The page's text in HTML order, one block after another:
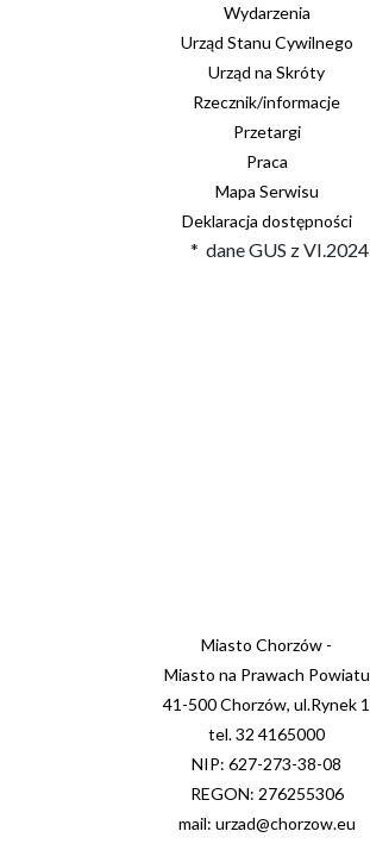
Wydarzenia
Urząd Stanu Cywilnego
Urząd na Skróty
Rzecznik/informacje
Przetargi
Praca
Mapa Serwisu
Deklaracja dostępności
* dane GUS z VI.2024
Miasto Chorzów -
Miasto na Prawach Powiatu
41-500 Chorzów, ul.Rynek 1
tel. 32 4165000
NIP: 627-273-38-08
REGON: 276255306
mail: urzad@chorzow.eu